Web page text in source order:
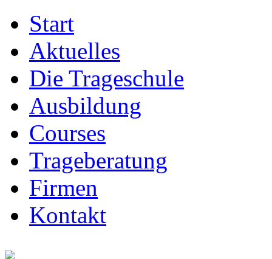
Start
Aktuelles
Die Trageschule
Ausbildung
Courses
Trageberatung
Firmen
Kontakt